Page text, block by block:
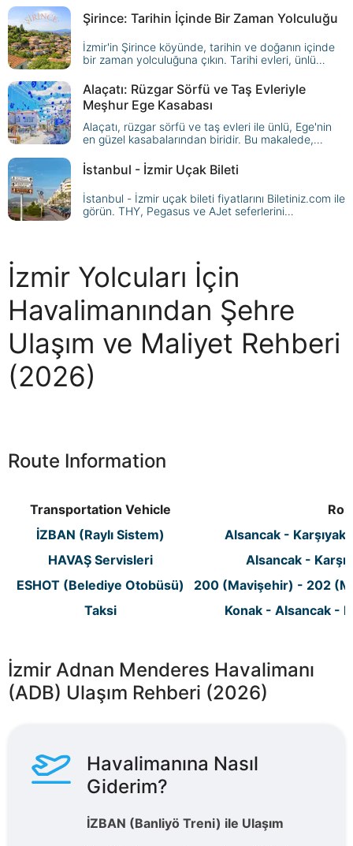
deneyimi sunacaktır. İşte size küçük bir İzmir gezi
rehberi:
Şirince: Tarihin İçinde Bir Zaman Yolculuğu
İzmir'in Şirince köyünde, tarihin ve doğanın içinde
bir zaman yolculuğuna çıkın. Tarihi evleri, ünlü
unutulmaz bir deneyim sunuyor.
Alaçatı: Rüzgar Sörfü ve Taş Evleriyle
Meşhur Ege Kasabası
Alaçatı, rüzgar sörfü ve taş evleri ile ünlü, Ege'nin
en güzel kasabalarından biridir. Bu makalede,
seçeneklerini keşfedeceksiniz.
İstanbul - İzmir Uçak Bileti
İstanbul - İzmir uçak bileti fiyatlarını Biletiniz.com ile
görün. THY, Pegasus ve AJet seferlerini
İzmir Yolcuları İçin
Havalimanından Şehre
Ulaşım ve Maliyet Rehberi
(2026)
Route Information
Transportation Vehicle
İZBAN (Raylı Sistem)
Alsancak -
HAVAŞ Servisleri
Alsancak -
ESHOT (Belediye Otobüsü)
200 (Mavişehir) - 202
Taksi
Konak - Alsancak -
İzmir Adnan Menderes Havalimanı
(ADB) Ulaşım Rehberi (2026)
Havalimanına Nasıl
Giderim?
İZBAN (Banliyö Treni) ile Ulaşım